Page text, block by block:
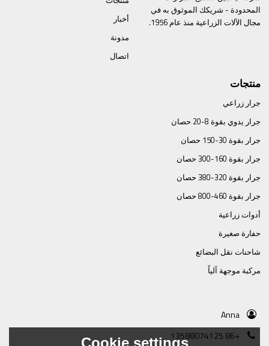
المحدودة - شريكك الموثوق به في
مجال الآلات الزراعية منذ عام 1956.
أخبار
مدونة
اتصال
منتجات
جرار زراعي
جرار يدوي بقوة 8-20 حصان
جرار بقوة 30-150 حصان
جرار بقوة 160-300 حصان
جرار بقوة 320-380 حصان
جرار بقوة 460-800 حصان
أدوات زراعية
حفارة صغيرة
شاحنات نقل البضائع
مركبة موجهة آلياً
Anna
+86 13588074125
Cookie settings